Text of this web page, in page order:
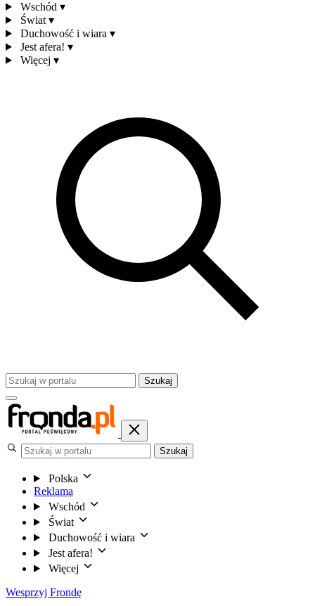
Wschód ▾
Świat ▾
Duchowość i wiara ▾
Jest afera! ▾
Więcej ▾
Szukaj
Szukaj
Polska
Reklama
Wschód
Świat
Duchowość i wiara
Jest afera!
Więcej
Wesprzyj Frondę